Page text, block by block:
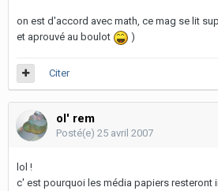
on est d'accord avec math, ce mag se lit
et aprouvé au boulot
)
Citer
ol' rem
Posté(e) 25 avril 2007
lol !
c' est pourquoi les média papiers resteront